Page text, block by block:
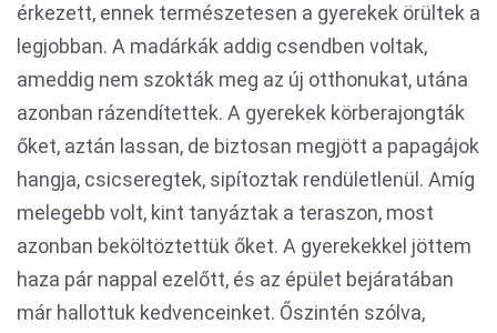
érkezett, ennek természetesen a gyerekek örültek a
legjobban. A madárkák addig csendben voltak,
ameddig nem szokták meg az új otthonukat, utána
azonban rázendítettek. A gyerekek körberajongták
őket, aztán lassan, de biztosan megjött a papagájok
hangja, csicseregtek, sipítoztak rendületlenül. Amíg
melegebb volt, kint tanyáztak a teraszon, most
azonban beköltöztettük őket. A gyerekekkel jöttem
haza pár nappal ezelőtt, és az épület bejáratában
már hallottuk kedvenceinket. Őszintén szólva,